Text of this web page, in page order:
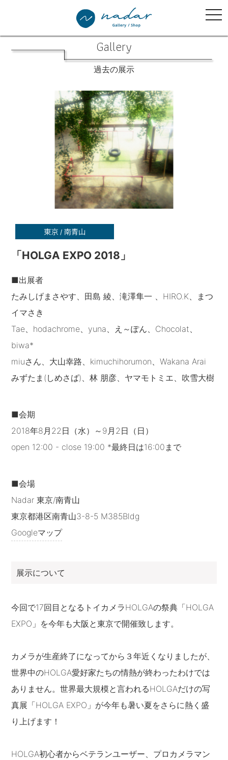
Gallery
過去の展示
「HOLGA EXPO 2018」
■出展者
たみしげまさやす、田島 綾、滝澤隼一 、HIRO.K、まつ
イマさき
Tae、hodachrome、yuna、え～ぽん、Chocolat、
biwa*
miuさん、大山幸路、kimuchihorumon、Wakana Arai
みずたま(しめさば)、林 朋彦、ヤマモトミエ、吹雪大樹
■会期
2018年8月22日（水）～9月2日（日）
open 12:00 - close 19:00 *最終日は16:00まで
■会場
Nadar 東京/南青山
東京都港区南青山3-8-5 M385Bldg
Googleマップ
展示について
今回で17回目となるトイカメラHOLGAの祭典「HOLGA
EXPO」を今年も大阪と東京で開催致します。
カメラが生産終了になってから３年近くなりましたが、
世界中のHOLGA愛好家たちの情熱が終わったわけでは
ありません。世界最大規模と言われるHOLGAだけの写
真展「HOLGA EXPO」が今年も暑い夏をさらに熱く盛
り上げます！
HOLGA初心者からベテランユーザー、プロカメラマン